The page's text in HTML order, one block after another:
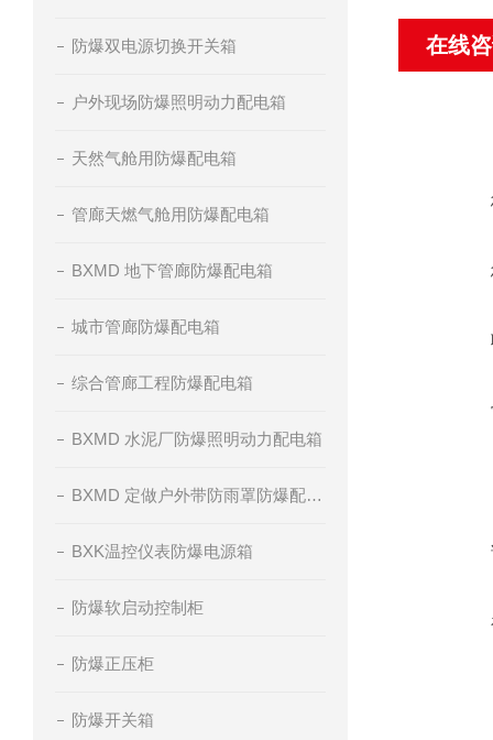
防爆双电源切换开关箱
户外现场防爆照明动力配电箱
天然气舱用防爆配电箱
管廊天燃气舱用防爆配电箱
BXMD 地下管廊防爆配电箱
城市管廊防爆配电箱
综合管廊工程防爆配电箱
BXMD 水泥厂防爆照明动力配电箱
BXMD 定做户外带防雨罩防爆配电箱
BXK温控仪表防爆电源箱
防爆软启动控制柜
防爆正压柜
防爆开关箱
在线